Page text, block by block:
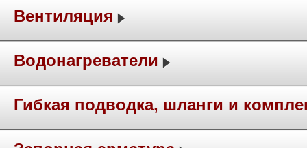
Вентиляция
Водонагреватели
Гибкая подводка, шланги и